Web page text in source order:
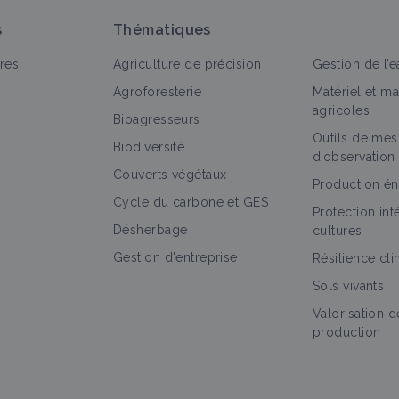
Portail thématique Culture et production Fiche
Grandes cultures
Portail thématique
Thématiques
Agriculture de précision
Agroforesterie
Bioagresseurs
Biodiversité
Couverts végétaux
Cycle du carbone et GES
Désherbage
Gestion d'entreprise
Gestion de
Matériel et
agricoles
Outils de
d’observation
Production
Protection
cultures
Résilience
Sols vivants
Valorisation
production